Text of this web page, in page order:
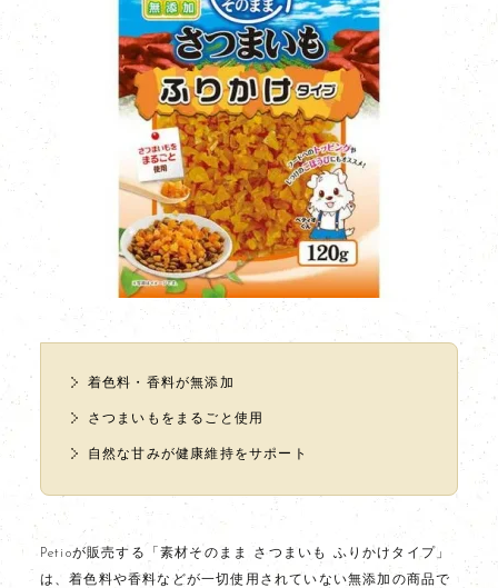
着色料・香料が無添加
さつまいもをまるごと使用
自然な甘みが健康維持をサポート
Petioが販売する「素材そのまま さつまいも ふりかけタイプ」
は、着色料や香料などが一切使用されていない無添加の商品で